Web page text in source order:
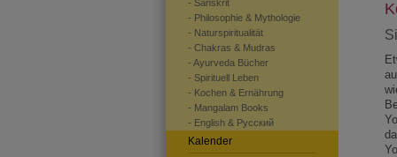
- Sanskrit
- Philosophie & Mythologie
- Naturspiritualität
- Chakras & Mudras
- Ayurveda Bücher
- Spirituell Leben
- Kochen & Ernährung
- Mangalam Books
- English & Pусский
Kalender